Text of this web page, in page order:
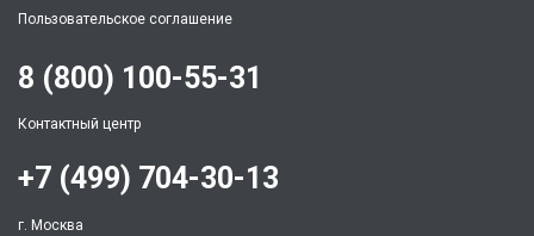
Пользовательское соглашение
8 (800) 100-55-31
Контактный центр
+7 (499) 704-30-13
г. Москва